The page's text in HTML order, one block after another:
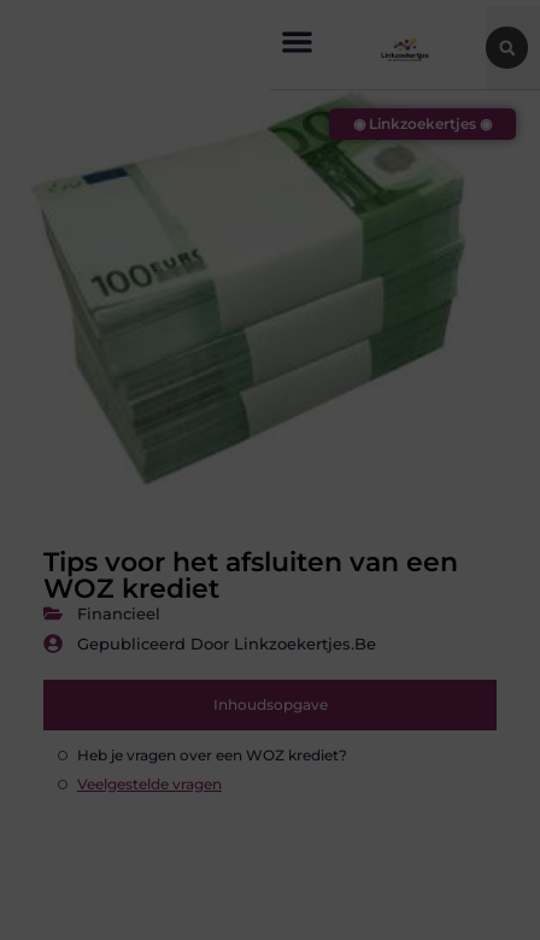
Tips voor het afsluiten van een
WOZ krediet
Financieel
Gepubliceerd Door Linkzoekertjes.be
Inhoudsopgave
Heb je vragen over een WOZ krediet?
Veelgestelde vragen
◉ Linkzoekertjes ◉